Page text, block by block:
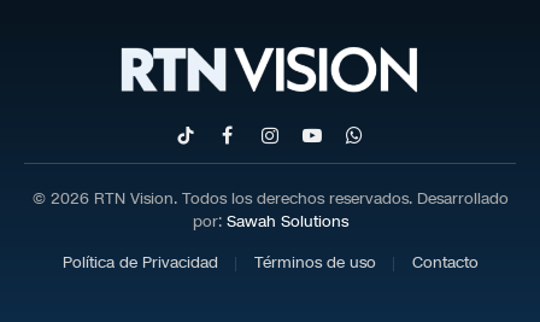
TikTokFacebookInstagram
YouTubeWhatsApp
© 2026 RTN Vision. Todos los derechos reservados. Desarrollado
por: Sawah Solutions
Política de Privacidad
Términos de uso Contacto